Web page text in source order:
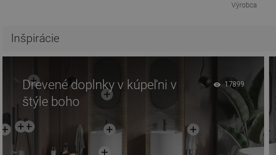
Výrobca
Inšpirácie
Drevené doplnky v kúpeľni v
štýle boho
17899